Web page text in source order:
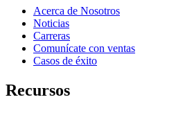
Acerca de Nosotros
Noticias
Carreras
Comunícate con ventas
Casos de éxito
Recursos